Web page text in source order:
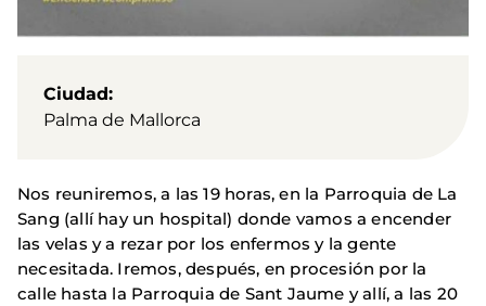
Ciudad
Palma de Mallorca
Nos reuniremos, a las 19 horas, en la Parroquia de La
Sang (allí hay un hospital) donde vamos a encender
las velas y a rezar por los enfermos y la gente
necesitada. Iremos, después, en procesión por la
calle hasta la Parroquia de Sant Jaume y allí, a las 20